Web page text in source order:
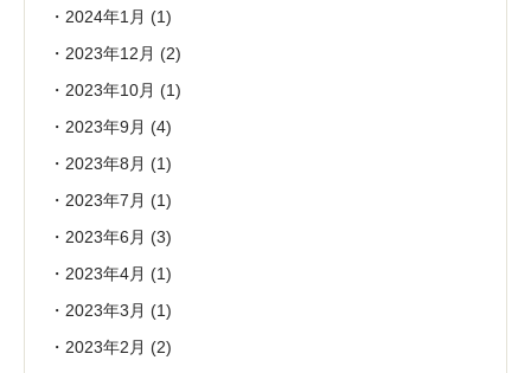
2024年1月 (1)
2023年12月 (2)
2023年10月 (1)
2023年9月 (4)
2023年8月 (1)
2023年7月 (1)
2023年6月 (3)
2023年4月 (1)
2023年3月 (1)
2023年2月 (2)